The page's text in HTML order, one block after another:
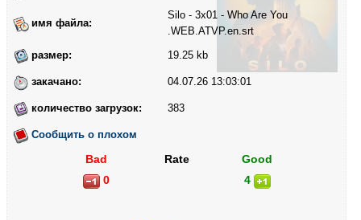
имя файла:
Silo - 3x01 - Who Are You
.WEB.ATVP.en.srt
размер:
19.25 kb
закачано: 04.07.26 13:03:01
количество загрузок: 383
Сообщить о плохом
Bad Rate
Good
0
4